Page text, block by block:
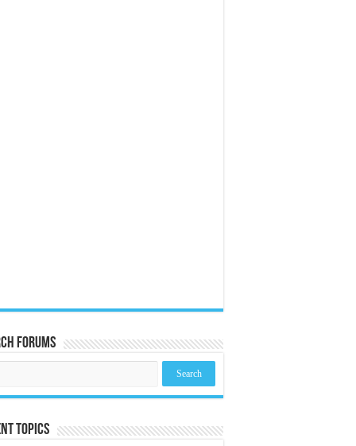
Forums
Topics